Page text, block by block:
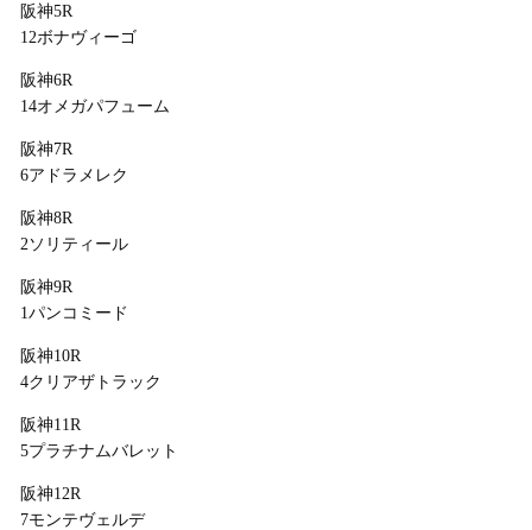
阪神5R
12ボナヴィーゴ
阪神6R
14オメガパフューム
阪神7R
6アドラメレク
阪神8R
2ソリティール
阪神9R
1パンコミード
阪神10R
4クリアザトラック
阪神11R
5プラチナムバレット
阪神12R
7モンテヴェルデ